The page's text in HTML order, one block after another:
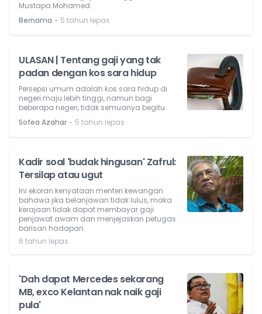
Mustapa Mohamed.
Bernama ⋅ 5 tahun lepas
ULASAN | Tentang gaji yang tak
padan dengan kos sara hidup
Persepsi umum adalah kos sara hidup di
negeri maju lebih tinggi, namun bagi
beberapa negeri, tidak semuanya begitu.
Sofea Azahar ⋅ 5 tahun lepas
Kadir soal 'budak hingusan' Zafrul:
Tersilap atau ugut
Ini ekoran kenyataan menteri kewangan
bahawa jika belanjawan tidak lulus, maka
kerajaan tidak dapat membayar gaji
penjawat awam dan menjejaskan petugas
barisan hadapan.
6 tahun lepas
'Dah dapat Mercedes sekarang
MB, exco Kelantan nak naik gaji
pula'